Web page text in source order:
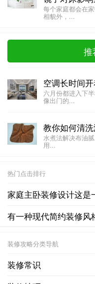
每个家庭都会在
相貌外，...
推
六月份都进入下
像出门的...
教你如何清
水煮法解决布油腻 1、加食用碱煮 食用碱有很好的脱脂作
用...
热门点击排行
家庭主卧装修设计这是
有一种现代简约装修风
装修攻略分类导航
装修常识